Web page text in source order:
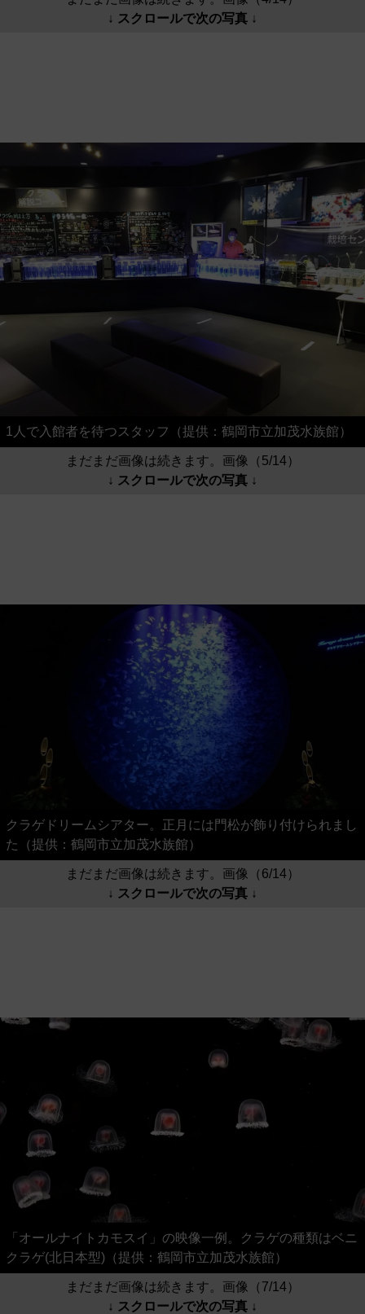
↓ スクロールで次の写真 ↓
1人で入館者を待つスタッフ（提供：鶴岡市立加茂水族館）
まだまだ画像は続きます。画像（5/14）
↓ スクロールで次の写真 ↓
クラゲドリームシアター。正月には門松が飾り付けられまし
た（提供：鶴岡市立加茂水族館）
まだまだ画像は続きます。画像（6/14）
↓ スクロールで次の写真 ↓
「オールナイトカモスイ」の映像一例。クラゲの種類はベニ
クラゲ(北日本型)（提供：鶴岡市立加茂水族館）
まだまだ画像は続きます。画像（7/14）
↓ スクロールで次の写真 ↓